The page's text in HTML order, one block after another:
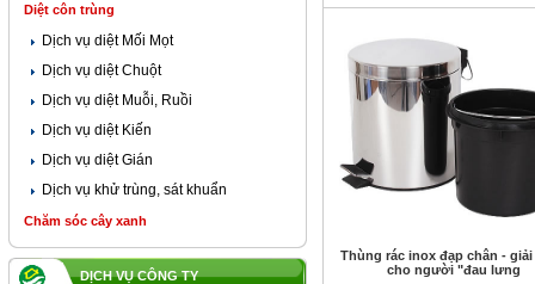
Diệt côn trùng
Dịch vụ diệt Mối Mọt
Dịch vụ diệt Chuột
Dịch vụ diệt Muỗi, Ruồi
Dịch vụ diệt Kiến
Dịch vụ diệt Gián
Dịch vụ khử trùng, sát khuẩn
Chăm sóc cây xanh
DỊCH VỤ CÔNG TY
Thùng rác inox đạp chân - giải
cho người "đau lưng